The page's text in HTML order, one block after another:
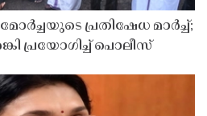
പ്രതിഷേധ മാർച്ച്;
പ്രയോഗിച്ച് പൊലീസ്